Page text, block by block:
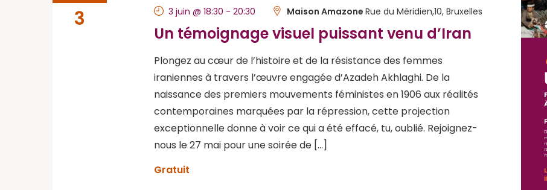
3
Un témoignage visuel puissant venu d’Iran
3 juin @ 18:30 - 20:30 Maison Amazone Rue du Méridien,10, Bruxelles
Plongez au cœur de l’histoire et de la résistance des femmes
iraniennes à travers l’œuvre engagée d’Azadeh Akhlaghi. De la
naissance des premiers mouvements féministes en 1906 aux réalités
contemporaines marquées par la répression, cette projection
exceptionnelle donne à voir ce qui a été effacé, tu, oublié. Rejoignez-
nous le 27 mai pour une soirée de […]
Gratuit